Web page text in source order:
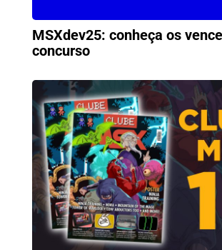
MSXdev25: conheça os
concurso